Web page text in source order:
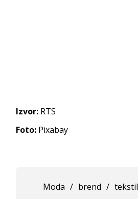
Izvor: RTS
Foto: Pixabay
Moda / brend / tekstil